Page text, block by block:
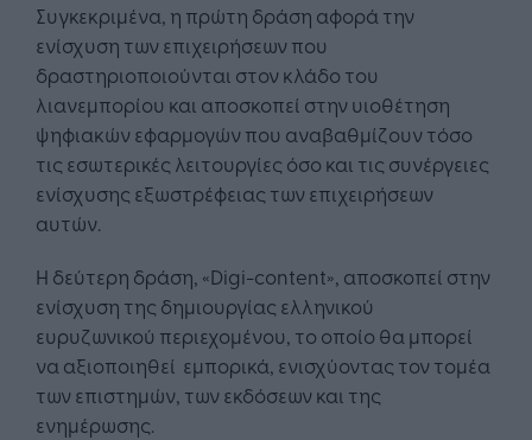
Συγκεκριμένα, η πρώτη δράση αφορά την
ενίσχυση των επιχειρήσεων που
δραστηριοποιούνται στον κλάδο του
λιανεμπορίου και αποσκοπεί στην υιοθέτηση
ψηφιακών εφαρμογών που αναβαθμίζουν τόσο
τις εσωτερικές λειτουργίες όσο και τις συνέργειες
ενίσχυσης εξωστρέφειας των επιχειρήσεων
αυτών.
Η δεύτερη δράση, «Digi-content», αποσκοπεί στην
ενίσχυση της δημιουργίας ελληνικού
ευρυζωνικού περιεχομένου, το οποίο θα μπορεί
να αξιοποιηθεί εμπορικά, ενισχύοντας τον τομέα
των επιστημών, των εκδόσεων και της
ενημέρωσης.